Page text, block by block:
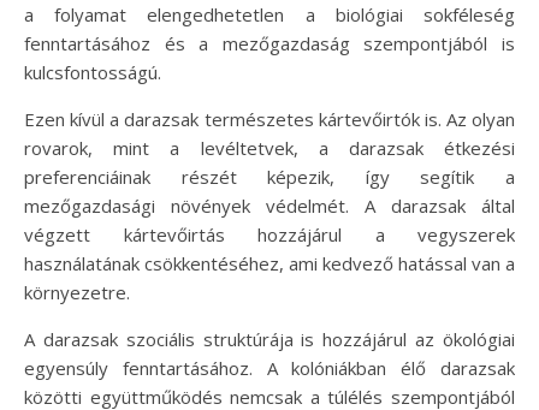
a folyamat elengedhetetlen a biológiai sokféleség
fenntartásához és a mezőgazdaság szempontjából is
kulcsfontosságú.
Ezen kívül a darazsak természetes kártevőirtók is. Az olyan
rovarok, mint a levéltetvek, a darazsak étkezési
preferenciáinak részét képezik, így segítik a
mezőgazdasági növények védelmét. A darazsak által
végzett kártevőirtás hozzájárul a vegyszerek
használatának csökkentéséhez, ami kedvező hatással van a
környezetre.
A darazsak szociális struktúrája is hozzájárul az ökológiai
egyensúly fenntartásához. A kolóniákban élő darazsak
közötti együttműködés nemcsak a túlélés szempontjából